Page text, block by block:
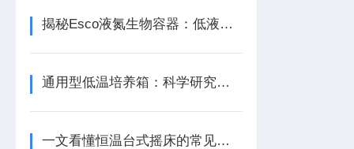
揭秘Esco液氮生物容器：低液氮消耗的四大科技密码，守护样本更持久！
通用型低温培养箱：科学研究的“恒温守护者”
一文看懂恒温台式摇床的常见故障的解决方案